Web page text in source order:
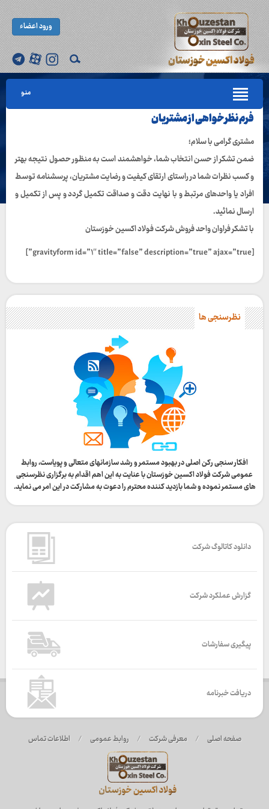
ورود اعضاء
منو
فرم نظرخواهی از مشتریان
مشتری گرامی با سلام؛
ضمن تشکر از حسن انتخاب شما، خواهشمند است به منظور حصول نتیجه بهتر
و کسب نظرات شما در راستای ارتقای کیفیت و رضایت مشتریان، پرسشنامه توسط
افراد یا واحدهای مرتبط و با نهایت دقت و صداقت تکمیل گردد و پس از تکمیل و
ارسال نمائید.
با تشکر فراوان واحد فروش شرکت فولاد اکسین خوزستان
[gravityform id=”۱″ title=”false” description=”true” ajax=”true”]
نظرسنجی ها
افکار سنجی رکن اصلی در بهبود مستمر و رشد سازمانهای متعالی و پویاست، روابط
عمومی شرکت فولاد اکسین خوزستان با عنایت به این اهم اقدام به برگزاری نظرسنجی
های مستمر نموده و شما بازدید کننده محترم را دعوت به مشارکت در این امر می نماید.
دانلود کاتالوگ شرکت
گزارش عملکرد شرکت
پیگیری سفارشات
دریافت خبرنامه
صفحه اصلی / معرفی شرکت / روابط عمومی / اطلاعات تماس